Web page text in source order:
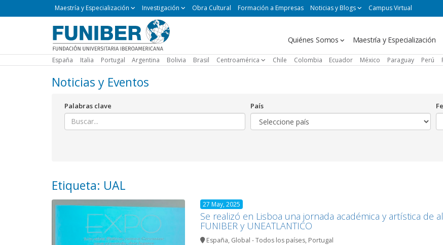
Maestría
Maestría y Especialización Investigación Obra Cultural Formación a Empresas Noticias y Blogs Campus Virtual
Navegación
Quiénes Somos Maestría y Especialización
España Italia Portugal Argentina Bolivia Brasil Centroamérica Chile Colombia Ecuador México Paraguay Perú
Noticias y Eventos
Palabras clave País
Etiqueta: UAL
27 May, 2025
Se realizó en Lisboa una jornada académica y artística
FUNIBER y UNEATLANTICO
España, Global - Todos los países, Portugal